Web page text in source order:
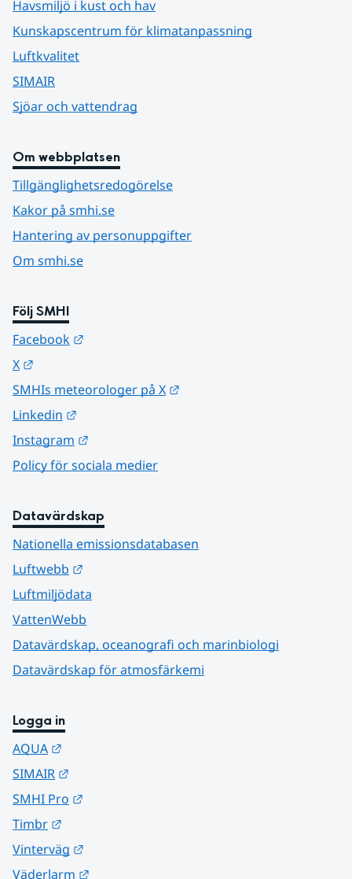
Havsmiljö i kust och hav
Kunskapscentrum för klimatanpassning
Luftkvalitet
SIMAIR
Sjöar och vattendrag
Om webbplatsen
Tillgänglighetsredogörelse
Kakor på smhi.se
Hantering av personuppgifter
Om smhi.se
Följ SMHI
Facebook
X
SMHIs meteorologer på X
Linkedin
Instagram
Policy för sociala medier
Datavärdskap
Nationella emissionsdatabasen
Luftwebb
Luftmiljödata
VattenWebb
Datavärdskap, oceanografi och marinbiologi
Datavärdskap för atmosfärkemi
Logga in
AQUA
SIMAIR
SMHI Pro
Timbr
Vinterväg
Väderlarm